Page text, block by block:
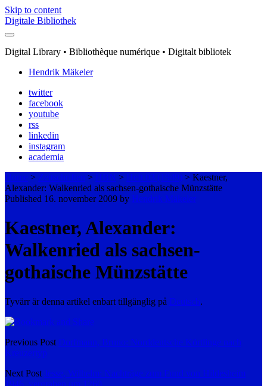
Skip to content
Digitale Bibliothek
Digital Library • Bibliothèque numérique • Digitalt bibliotek
Hendrik Mäkeler
twitter
facebook
youtube
rss
linkedin
instagram
academia
Home > Zeitschriften > HBN > Heft 03 (1949) > Kaestner,
Alexander: Walkenried als sachsen-gothaische Münzstätte
Published 16. november 2009 by Hendrik Mäkeler
Kaestner, Alexander:
Walkenried als sachsen-
gothaische Münzstätte
Tyvärr är denna artikel enbart tillgänglig på Deutsch.
Previous Post Dorfmann, Bruno: Norddeutsche Körtlinge nach
Kreuzertyp
Next Post Jesse, Wilhelm: Nachträge zum Fund von Hildesheim
1946, vergraben um 1260